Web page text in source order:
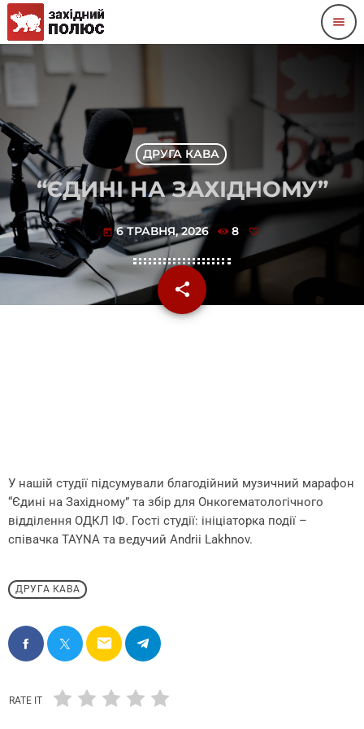
menu
ДРУГА КАВА
“ЄДИНІ НА ЗАХІДНОМУ”
today 6 ТРАВНЯ, 2026 8
share
email
У нашій студії підсумували благодійний музичний марафон
“Єдині на Західному” та збір для Онкогематологічного
відділення ОДКЛ ІФ. Гості студії: ініціаторка події –
співачка TAYNA та ведучий Andrii Lakhnov.
ДРУГА КАВА
email
RATE IT